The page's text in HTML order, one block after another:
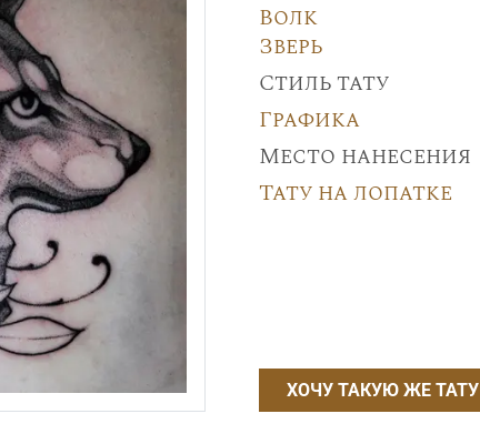
Волк
Зверь
Стиль тату
Графика
Место нанесения
Тату на лопатке
ХОЧУ ТАКУЮ ЖЕ ТАТУ